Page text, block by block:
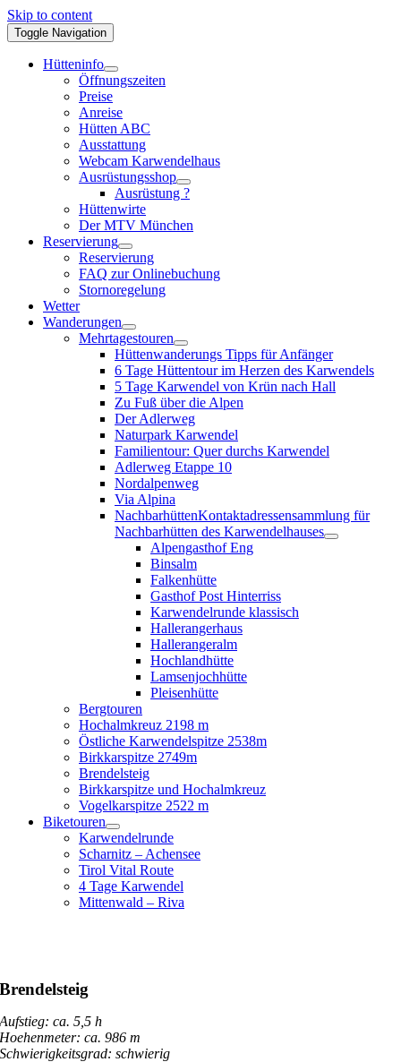
Skip to content
Toggle Navigation
Hütteninfo
Öffnungszeiten
Preise
Anreise
Hütten ABC
Ausstattung
Webcam Karwendelhaus
Ausrüstungsshop
Ausrüstung ?
Hüttenwirte
Der MTV München
Reservierung
Reservierung
FAQ zur Onlinebuchung
Stornoregelung
Wetter
Wanderungen
Mehrtagestouren
Hüttenwanderungs Tipps für Anfänger
6 Tage Hüttentour im Herzen des Karwendels
5 Tage Karwendel von Krün nach Hall
Zu Fuß über die Alpen
Der Adlerweg
Naturpark Karwendel
Familientour: Quer durchs Karwendel
Adlerweg Etappe 10
Nordalpenweg
Via Alpina
NachbarhüttenKontaktadressensammlung für
Nachbarhütten des Karwendelhauses
Alpengasthof Eng
Binsalm
Falkenhütte
Gasthof Post Hinterriss
Karwendelrunde klassisch
Hallerangerhaus
Hallerangeralm
Hochlandhütte
Lamsenjochhütte
Pleisenhütte
Bergtouren
Hochalmkreuz 2198 m
Östliche Karwendelspitze 2538m
Birkkarspitze 2749m
Brendelsteig
Birkkarspitze und Hochalmkreuz
Vogelkarspitze 2522 m
Biketouren
Karwendelrunde
Scharnitz – Achensee
Tirol Vital Route
4 Tage Karwendel
Mittenwald – Riva
Brendelsteig
Aufstieg: ca. 5,5 h
Hoehenmeter: ca. 986 m
Schwierigkeitsgrad: schwierig